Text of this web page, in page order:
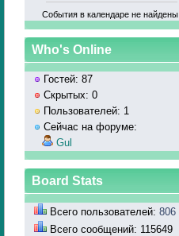
События в календаре не найдены.
Who's Online
Гостей: 87
Скрытых: 0
Пользователей: 1
Сейчас на форуме:
Gul
Board Stats
Всего пользователей: 806
Всего сообщений: 115649